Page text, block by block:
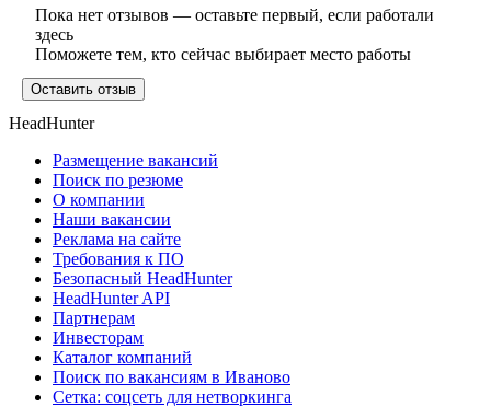
Пока нет отзывов — оставьте первый, если работали
здесь
Поможете тем, кто сейчас выбирает место работы
Оставить отзыв
HeadHunter
Размещение вакансий
Поиск по резюме
О компании
Наши вакансии
Реклама на сайте
Требования к ПО
Безопасный HeadHunter
HeadHunter API
Партнерам
Инвесторам
Каталог компаний
Поиск по вакансиям в Иваново
Сетка: соцсеть для нетворкинга